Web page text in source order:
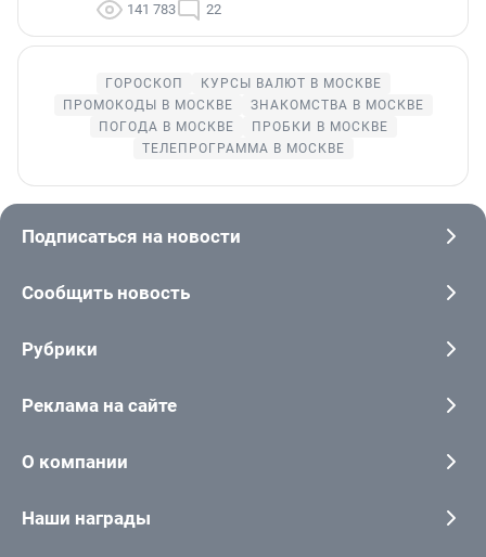
141 783 22
ГОРОСКОП
КУРСЫ ВАЛЮТ В МОСКВЕ
ПРОМОКОДЫ В МОСКВЕ
ЗНАКОМСТВА В МОСКВЕ
ПОГОДА В МОСКВЕ
ПРОБКИ В МОСКВЕ
ТЕЛЕПРОГРАММА В МОСКВЕ
Подписаться на новости
Сообщить новость
Рубрики
Реклама на сайте
О компании
Наши награды